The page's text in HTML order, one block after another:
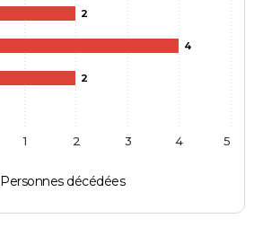
2
4
2
Personnes décédées
1 2 3 4 5